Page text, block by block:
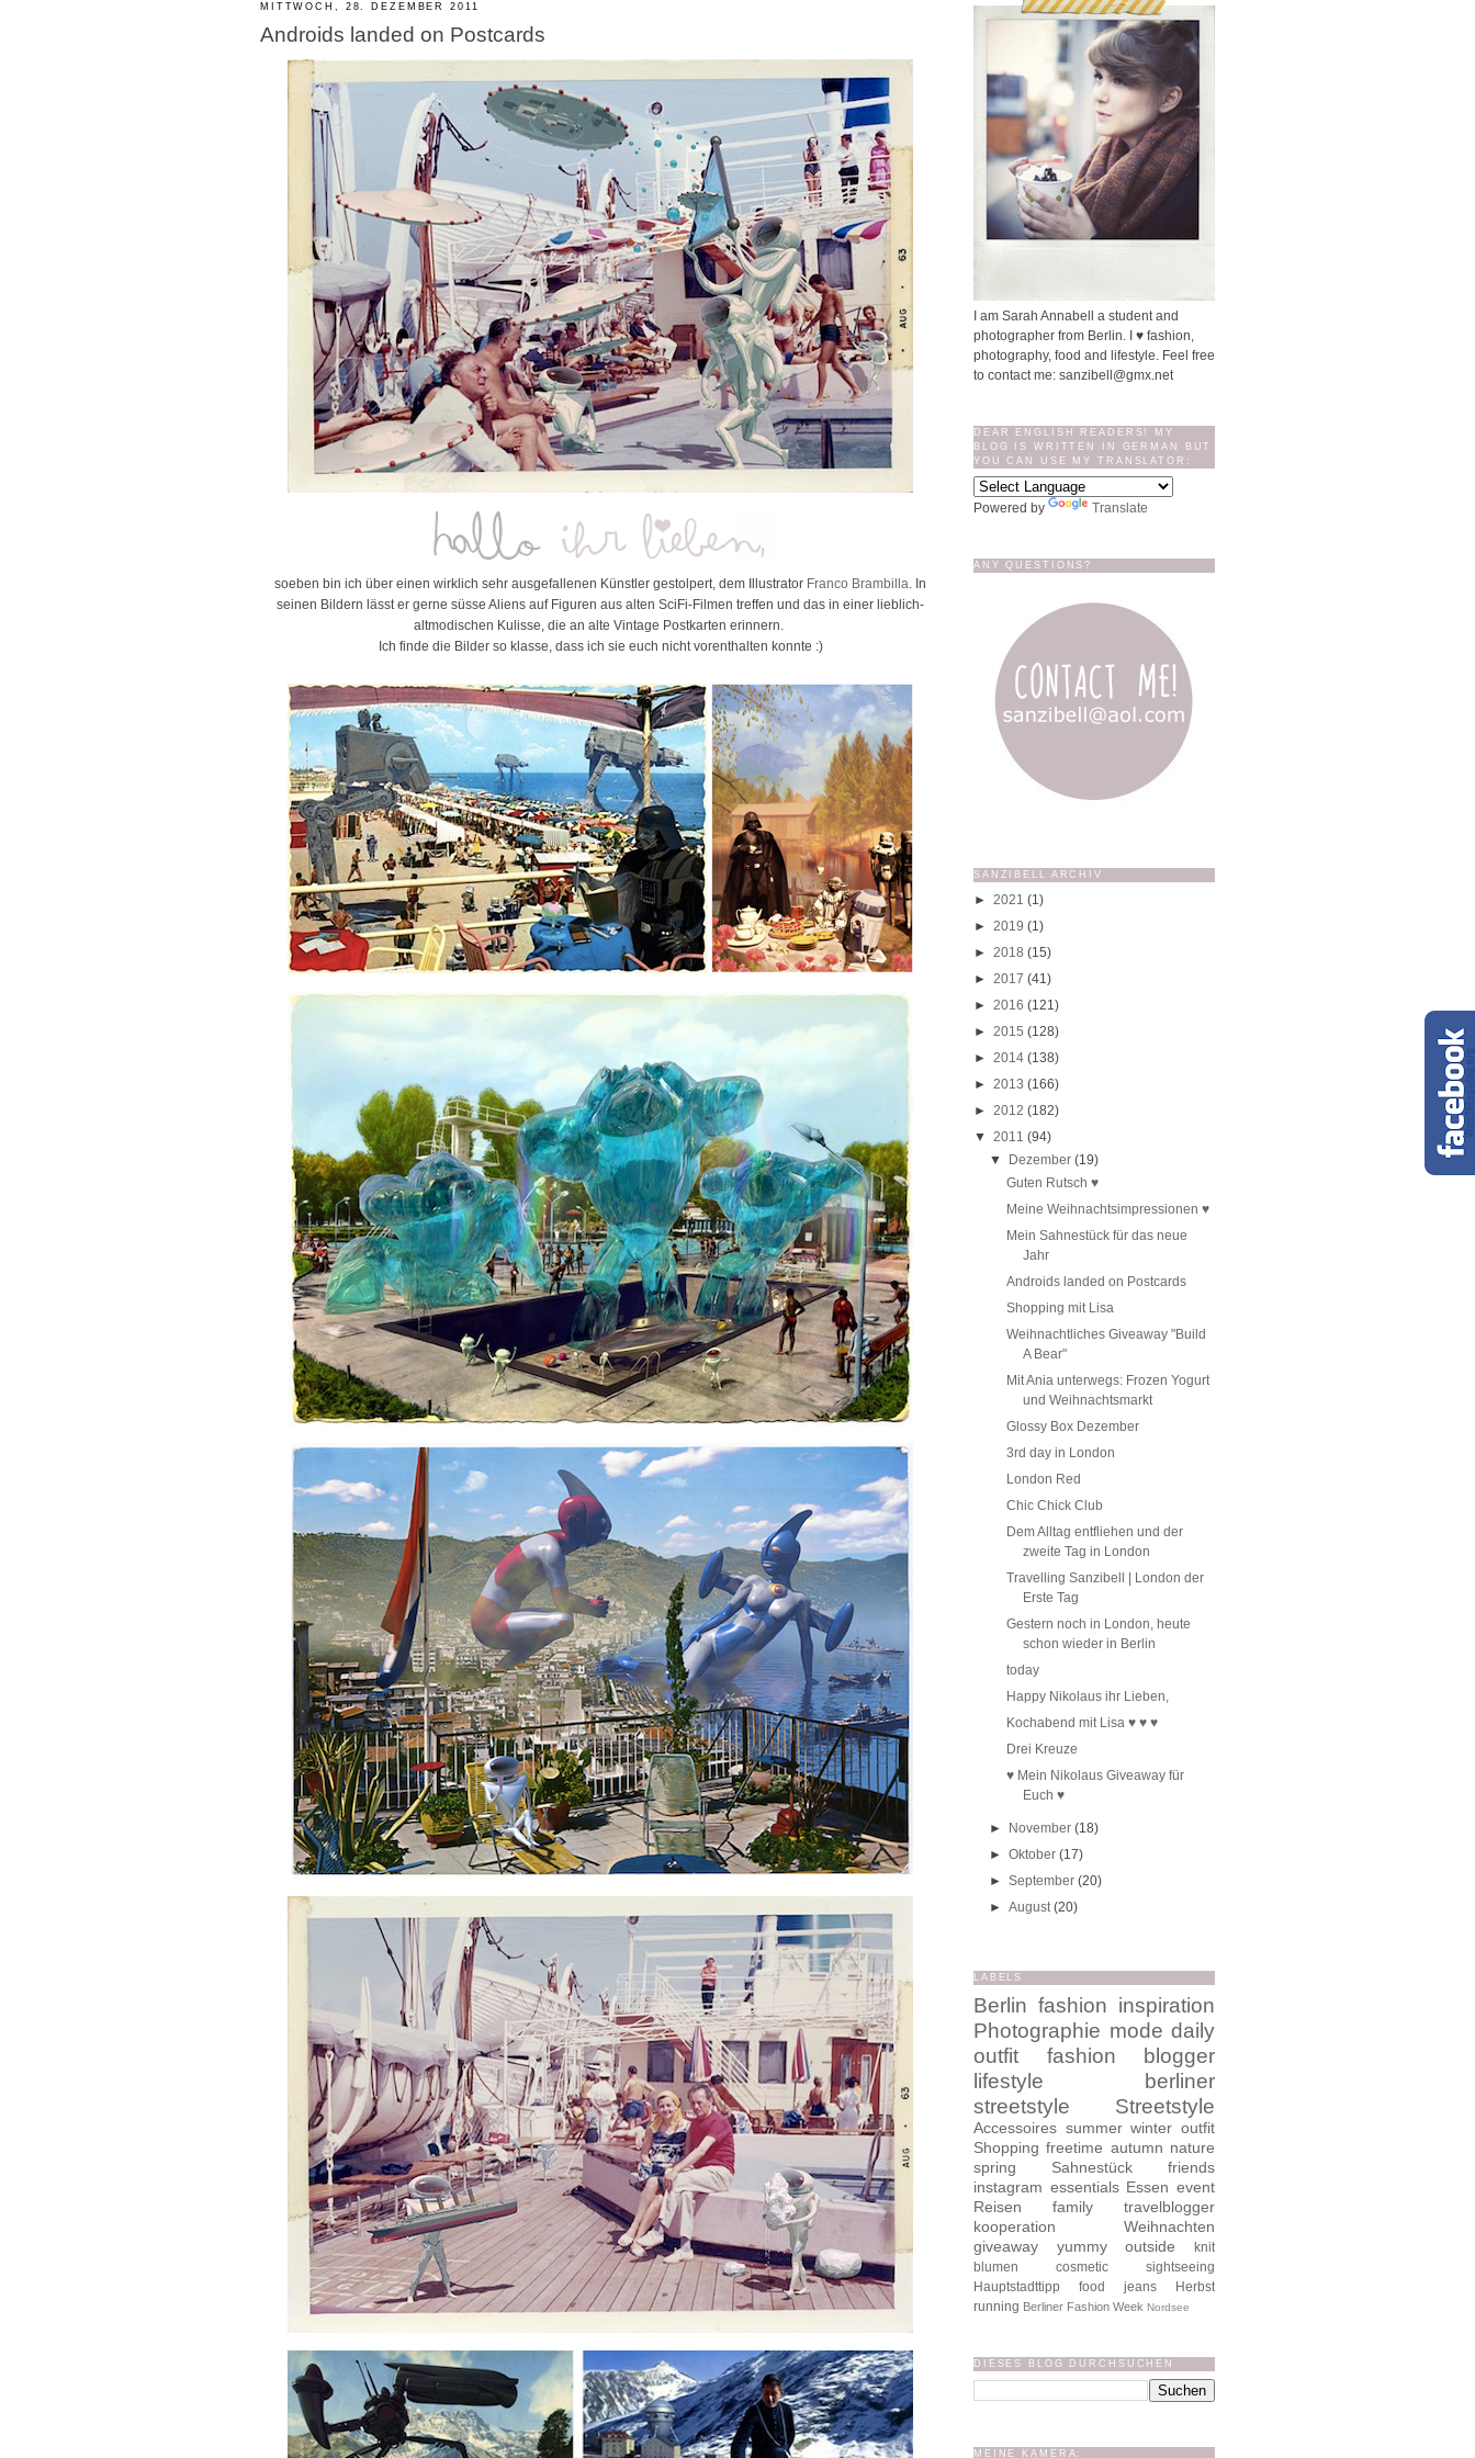
MITTWOCH, 28. DEZEMBER 2011
Androids landed on Postcards
soeben bin ich über einen wirklich sehr ausgefallenen Künstler gestolpert, dem Illustrator Franco Brambilla. In
seinen Bildern lässt er gerne süsse Aliens auf Figuren aus alten SciFi-Filmen treffen und das in einer lieblich-
altmodischen Kulisse, die an alte Vintage Postkarten erinnern.
Ich finde die Bilder so klasse, dass ich sie euch nicht vorenthalten konnte :)
I am Sarah Annabell a student and
photographer from Berlin. I ♥ fashion,
photography, food and lifestyle. Feel free
to contact me: sanzibell@gmx.net
DEAR ENGLISH READERS! MY
BLOG IS WRITTEN IN GERMAN BUT
YOU CAN USE MY TRANSLATOR:
Powered by Translate
ANY QUESTIONS?
SANZIBELL ARCHIV
► 2021 (1)
► 2019 (1)
► 2018 (15)
► 2017 (41)
► 2016 (121)
► 2015 (128)
► 2014 (138)
► 2013 (166)
► 2012 (182)
▼ 2011 (94)
▼
Dezember(19)
Guten Rutsch ♥
Meine Weihnachtsimpressionen ♥
Mein Sahnestück für das neue
Jahr
Androids landed on Postcards
Shopping mit Lisa
Weihnachtliches Giveaway "Build
A Bear"
Mit Ania unterwegs: Frozen Yogurt
und Weihnachtsmarkt
Glossy Box Dezember
3rd day in London
London Red
Chic Chick Club
Dem Alltag entfliehen und der
zweite Tag in London
Travelling Sanzibell | London der
Erste Tag
Gestern noch in London, heute
schon wieder in Berlin
today
Happy Nikolaus ihr Lieben,
Kochabend mit Lisa ♥ ♥ ♥
Drei Kreuze
♥ Mein Nikolaus Giveaway für
Euch ♥
► November(18)
►Oktober(17)
►September(20)
►August(20)
LABELS
Berlin fashion inspiration
Photographie mode daily
outfit
fashion blogger
lifestyle
berliner
streetstyle
Streetstyle
Accessoires summer winter outfit
Shopping freetime autumn nature
spring
Sahnestück
friends
instagram essentials Essen event
Reisen
family
travelblogger
kooperation
Weihnachten
giveaway
yummy outside
knit
blumen
cosmetic
sightseeing
Hauptstadttipp
food jeans
Herbst
running Berliner Fashion Week Nordsee
DIESES BLOG DURCHSUCHEN
MEINE KAMERA: